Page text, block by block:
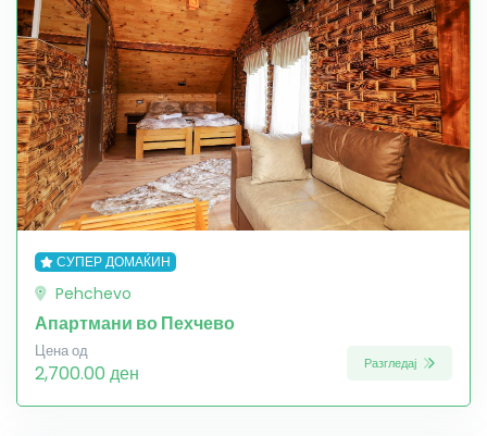
СУПЕР ДОМАЌИН
Pehchevo
Апартмани во Пехчево
Цена од
2,700.00 ден Разгледај